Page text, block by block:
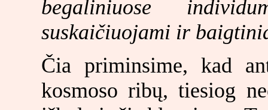
begaliniuose
suskaičiuojami ir
Čia priminsime, kad
kosmoso ribų, tiesiog